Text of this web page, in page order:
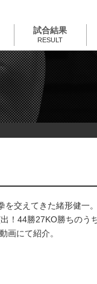
試合結果
RESULT
交えてきた緒形健一。
！44勝27KO勝ちのう
画にて紹介。